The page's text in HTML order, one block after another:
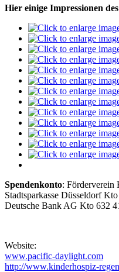
Hier einige Impressionen
Spendenkonto: Förderverein
Stadtsparkasse Düsseldorf
Deutsche Bank AG Kto 632
Website:
www.pacific-daylight.com
http://www.kinderhospiz-